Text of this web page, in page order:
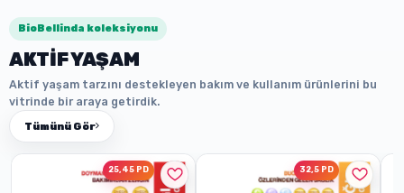
BioBellinda koleksiyonu
AKTİF YAŞAM
Aktif yaşam tarzını destekleyen bakım ve kullanım ürünlerini bu
vitrinde bir araya getirdik.
Tümünü Gör
25,45 PD 32,5 PD